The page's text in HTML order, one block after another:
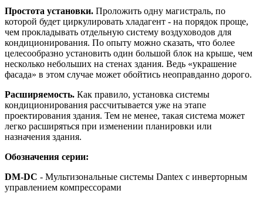
Простота установки. Проложить одну магистраль, по
которой будет циркулировать хладагент - на порядок проще,
чем прокладывать отдельную систему воздуховодов для
кондиционирования. По опыту можно сказать, что более
целесообразно установить один большой блок на крыше, чем
несколько небольших на стенах здания. Ведь «украшение
фасада» в этом случае может обойтись неоправданно дорого.
Расширяемость. Как правило, установка системы
кондиционирования рассчитывается уже на этапе
проектирования здания. Тем не менее, такая система может
легко расширяться при изменении планировки или
назначения здания.
Обозначения серии:
DM-DC - Мультизональные системы Dantex с инверторным
управлением компрессорами